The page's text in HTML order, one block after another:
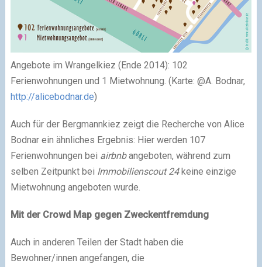
Angebote im Wrangelkiez (Ende 2014): 102
Ferienwohnungen und 1 Mietwohnung. (Karte: @A. Bodnar,
http://alicebodnar.de)
Auch für der Bergmannkiez zeigt die Recherche von Alice
Bodnar ein ähnliches Ergebnis: Hier werden 107
Ferienwohnungen bei airbnbangeboten, während zum
selben Zeitpunkt bei Immobilienscout 24keine einzige
Mietwohnung angeboten wurde.
Mit der Crowd Map gegen Zweckentfremdung
Auch in anderen Teilen der Stadt haben die
Bewohner/innen angefangen, die